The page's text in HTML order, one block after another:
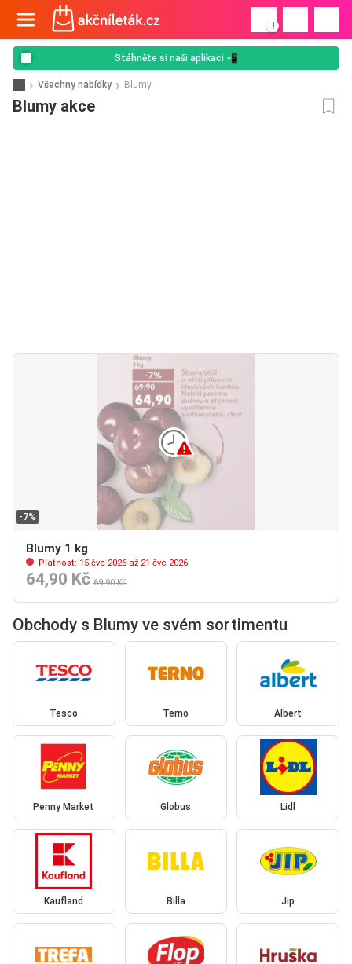
!
Stáhněte si naši aplikaci 📲
Všechny nabídky Blumy
Blumy akce
-7%
Blumy 1 kg
Platnost: 15 čvc 2026 až 21 čvc 2026
64,90 Kč 69,90 Kč
Obchody s Blumy ve svém sortimentu
Tesco Terno Albert
Penny Market Globus Lidl
Kaufland Billa Jip